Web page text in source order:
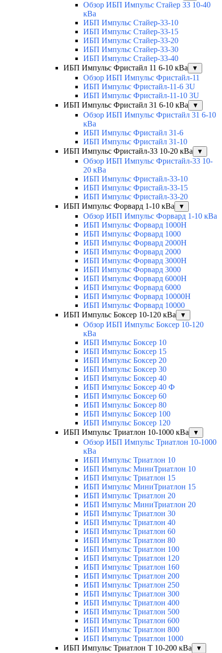
Обзор ИБП Импульс Стайер 33 10-40
кВа
ИБП Импульс Стайер-33-10
ИБП Импульс Стайер-33-15
ИБП Импульс Стайер-33-20
ИБП Импульс Стайер-33-30
ИБП Импульс Стайер-33-40
ИБП Импульс Фристайл 11 6-10 кВа
▼
Обзор ИБП Импульс Фристайл-11
ИБП Импульс Фристайл-11-6 3U
ИБП Импульс Фристайл-11-10 3U
ИБП Импульс Фристайл 31 6-10 кВа
▼
Обзор ИБП Импульс Фристайл 31 6-10
кВа
ИБП Импульс Фристайл 31-6
ИБП Импульс Фристайл 31-10
ИБП Импульс Фристайл-33 10-20 кВа
▼
Обзор ИБП Импульс Фристайл-33 10-
20 кВа
ИБП Импульс Фристайл-33-10
ИБП Импульс Фристайл-33-15
ИБП Импульс Фристайл-33-20
ИБП Импульс Форвард 1-10 кВа
▼
Обзор ИБП Импульс Форвард 1-10 кВа
ИБП Импульс Форвард 1000H
ИБП Импульс Форвард 1000
ИБП Импульс Форвард 2000H
ИБП Импульс Форвард 2000
ИБП Импульс Форвард 3000H
ИБП Импульс Форвард 3000
ИБП Импульс Форвард 6000H
ИБП Импульс Форвард 6000
ИБП Импульс Форвард 10000H
ИБП Импульс Форвард 10000
ИБП Импульс Боксер 10-120 кВа
▼
Обзор ИБП Импульс Боксер 10-120
кВа
ИБП Импульс Боксер 10
ИБП Импульс Боксер 15
ИБП Импульс Боксер 20
ИБП Импульс Боксер 30
ИБП Импульс Боксер 40
ИБП Импульс Боксер 40 Ф
ИБП Импульс Боксер 60
ИБП Импульс Боксер 80
ИБП Импульс Боксер 100
ИБП Импульс Боксер 120
ИБП Импульс Триатлон 10-1000 кВа
▼
Обзор ИБП Импульс Триатлон 10-1000
кВа
ИБП Импульс Триатлон 10
ИБП Импульс МиниТриатлон 10
ИБП Импульс Триатлон 15
ИБП Импульс МиниТриатлон 15
ИБП Импульс Триатлон 20
ИБП Импульс МиниТриатлон 20
ИБП Импульс Триатлон 30
ИБП Импульс Триатлон 40
ИБП Импульс Триатлон 60
ИБП Импульс Триатлон 80
ИБП Импульс Триатлон 100
ИБП Импульс Триатлон 120
ИБП Импульс Триатлон 160
ИБП Импульс Триатлон 200
ИБП Импульс Триатлон 250
ИБП Импульс Триатлон 300
ИБП Импульс Триатлон 400
ИБП Импульс Триатлон 500
ИБП Импульс Триатлон 600
ИБП Импульс Триатлон 800
ИБП Импульс Триатлон 1000
ИБП Импульс Триатлон Т 10-200 кВа
▼